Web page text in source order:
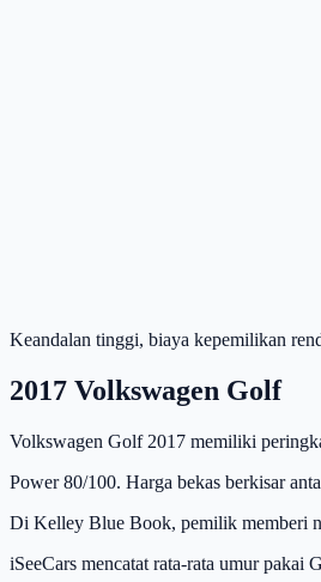
Keandalan tinggi, biaya kepemilikan
2017 Volkswagen Golf
Volkswagen Golf 2017 memiliki
Power 80/100. Harga bekas berkisar
Di Kelley Blue Book, pemilik memberi
iSeeCars mencatat rata-rata umur pakai